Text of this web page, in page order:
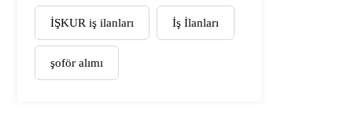
İŞKUR iş ilanları İş İlanları
şoför alımı